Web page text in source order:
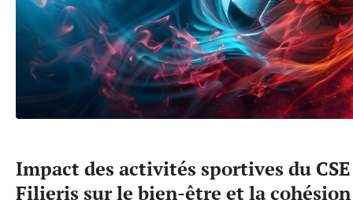
Impact des activités sportives du CSE
Filieris sur le bien-être et la cohésion